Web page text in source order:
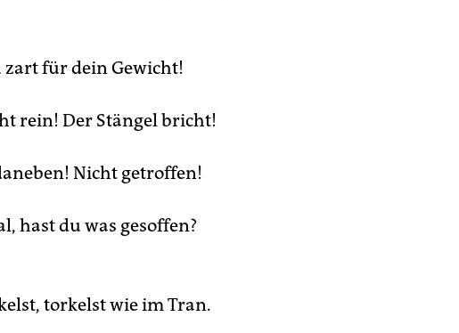
zart für dein Gewicht!
rein! Der Stängel bricht!
Nicht getroffen!
hast du was gesoffen?
torkelst wie im Tran.